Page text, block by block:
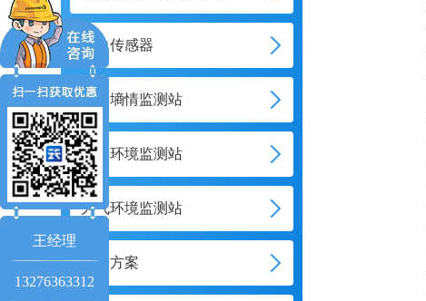
气象传感器
土壤墒情监测站
水文环境监测站
大气环境监测站
智慧方案
王经理
13276363312